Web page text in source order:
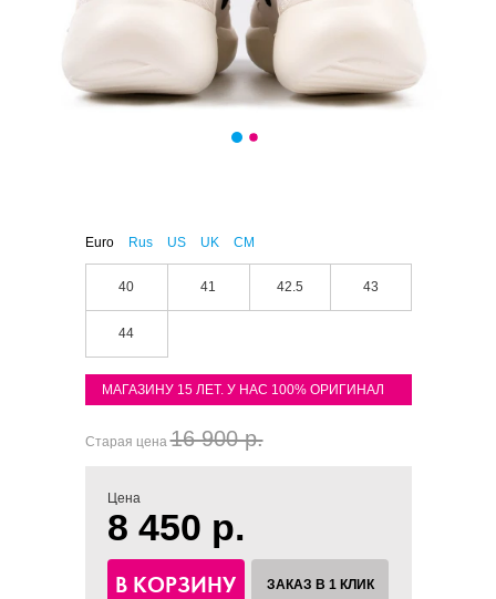
Euro Rus US UK CM
40 41 42.5 43
44
МАГАЗИНУ 15 ЛЕТ. У НАС 100% ОРИГИНАЛ
Старая цена16 900 р.
Цена
8 450 р.
В КОРЗИНУ ЗАКАЗ В 1 КЛИК